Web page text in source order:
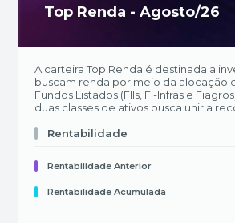
Top Renda - Agosto/26
A carteira Top Renda é destinada a
buscam renda por meio da alocação
Fundos Listados (FIIs, FI-Infras e
duas classes de ativos busca unir a
upside e dividendos extraordinários
Rentabilidade
Rentabilidade Anterior
Rentabilidade Acumulada